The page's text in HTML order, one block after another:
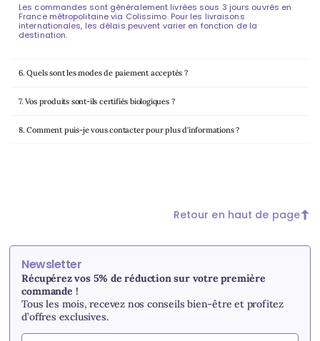
Les commandes sont généralement livrées sous 3 jours ouvrés en
France métropolitaine via Colissimo. Pour les livraisons
internationales, les délais peuvent varier en fonction de la
destination.
6. Quels sont les modes de paiement acceptés ?
7. Vos produits sont-ils certifiés biologiques ?
8. Comment puis-je vous contacter pour plus d'informations ?
Retour en haut de page
Newsletter
Récupérez vos 5% de réduction sur votre première
commande !
Tous les mois, recevez nos conseils bien-être et profitez
d’offres exclusives.